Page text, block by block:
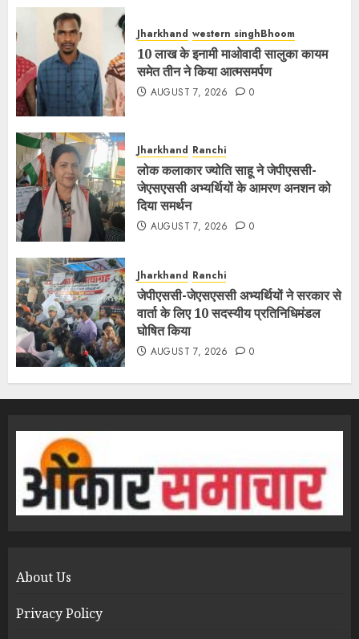
Jharkhand western singhBhoom
10 लाख के इनामी माओवादी सालुका कायम
समेत तीन ने किया आत्मसमर्पण
AUGUST 7, 2026 0
Jharkhand Ranchi
लोक कलाकार ज्योति साहू ने जेपीएससी-
जेएसएससी अभ्यर्थियों के आमरण अनशन को
दिया समर्थन
AUGUST 7, 2026 0
Jharkhand Ranchi
जेपीएससी-जेएसएससी अभ्यर्थियों ने सरकार से
वार्ता के लिए 10 सदस्यीय प्रतिनिधिमंडल
घोषित किया
AUGUST 7, 2026 0
About Us
Privacy Policy